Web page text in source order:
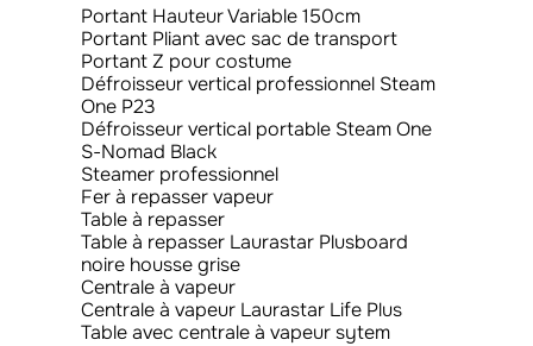
Portant Hauteur Variable 150cm
Portant Pliant avec sac de transport
Portant Z pour costume
Défroisseur vertical professionnel Steam
One P23
Défroisseur vertical portable Steam One
S-Nomad Black
Steamer professionnel
Fer à repasser vapeur
Table à repasser
Table à repasser Laurastar Plusboard
noire housse grise
Centrale à vapeur
Centrale à vapeur Laurastar Life Plus
Table avec centrale à vapeur sytem